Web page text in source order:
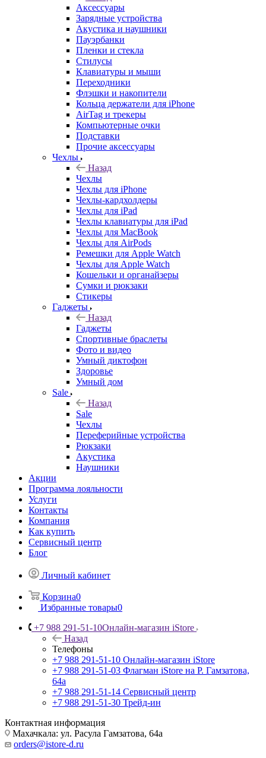
Аксессуары
Зарядные устройства
Акустика и наушники
Пауэрбанки
Пленки и стекла
Стилусы
Клавиатуры и мыши
Переходники
Флэшки и накопители
Кольца держатели для iPhone
AirTag и трекеры
Компьютерные очки
Подставки
Прочие аксессуары
Чехлы
Назад
Чехлы
Чехлы для iPhone
Чехлы-кардхолдеры
Чехлы для iPad
Чехлы клавиатуры для iPad
Чехлы для MacBook
Чехлы для AirPods
Ремешки для Apple Watch
Чехлы для Apple Watch
Кошельки и органайзеры
Сумки и рюкзаки
Стикеры
Гаджеты
Назад
Гаджеты
Спортивные браслеты
Фото и видео
Умный диктофон
Здоровье
Умный дом
Sale
Назад
Sale
Чехлы
Переферийные устройства
Рюкзаки
Акустика
Наушники
Акции
Программа лояльности
Услуги
Контакты
Компания
Как купить
Сервисный центр
Блог
Личный кабинет
Корзина0
Избранные товары0
+7 988 291-51-10Онлайн-магазин iStore
Назад
Телефоны
+7 988 291-51-10 Онлайн-магазин iStore
+7 988 291-51-03 Флагман iStore на Р. Гамзатова,
64а
+7 988 291-51-14 Сервисный центр
+7 988 291-51-30 Трейд-ин
Контактная информация
Махачкала: ул. Расула Гамзатова, 64а
orders@istore-d.ru